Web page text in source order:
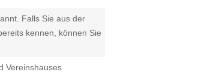
Falls Sie aus der
kennen, können Sie
Vereinshauses